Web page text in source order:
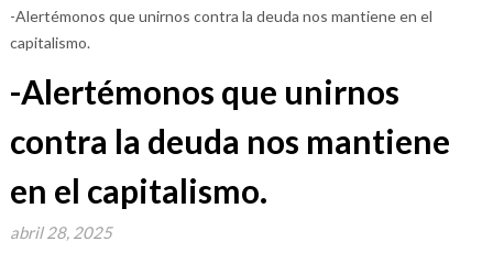
-Alertémonos que unirnos contra la deuda nos mantiene en el
capitalismo.
-Alertémonos que unirnos
contra la deuda nos mantiene
en el capitalismo.
abril 28, 2025